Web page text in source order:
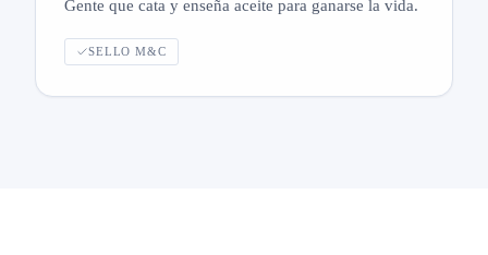
Gente que cata y enseña aceite para ganarse la vida.
SELLO M&C